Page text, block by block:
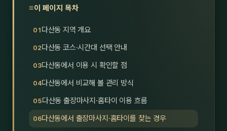
이 페이지 목차
다산동 지역 개요
다산동 코스·시간대 선택 안내
다산동에서 이용 시 확인할 점
다산동에서 비교해 볼 관리 방식
다산동 출장마사지·홈타이 이용 흐름
다산동에서 출장마사지·홈타이를 찾는 경우